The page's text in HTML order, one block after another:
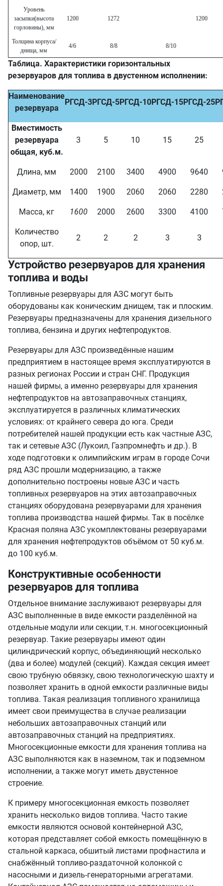
Уровень
засыпки(высота
горловины), мм
1200 1272 1200
Толщина корпуса/
днища, мм
4/6 8/8 8/10
Таблица. Характеристики горизонтальных
резервуаров для топлива в двустенном исполнении:
Наименование
резервуара
РГСД-3РГСД-5РГСД-10РГСД-15РГСД-25
Вместимость
резервуара
общая, куб.м.
3 5 10 15 25
Длина, мм 2000 2100 3400 4900 9640
Диаметр, мм 1400 1900 2060 2060 2280
Масса, кг 1600 2000 2600 3300 4100
Количество
опор, шт.
2 2 2 3 3
Устройство резервуаров для хранения
топлива и воды
Топливные резервуары для АЗС могут быть
оборудованы как коническим днищем, так и плоским.
Резервуары предназначены для хранения дизельного
топлива, бензина и других нефтепродуктов.
Резервуары для АЗС произведённые нашим
предприятием в настоящее время эксплуатируются в
разных регионах России и стран СНГ. Продукция
нашей фирмы, а именно резервуары для хранения
нефтепродуктов на автозаправочных станциях,
эксплуатируется в различных климатических
условиях: от крайнего севера до юга. Среди
потребителей нашей продукции есть как частные АЗС,
так и сетевые АЗС (Лукоил, Газпромнефть и др.). В
ходе подготовки к олимпийским играм в городе Сочи
ряд АЗС прошли модернизацию, а также
дополнительно построены новые АЗС и часть
топливных резервуаров на этих автозаправочных
станциях оборудована резервуарами для хранения
топлива производства нашей фирмы. Так в посёлке
Красная поляна АЗС укомплектованы резервуарами
для хранения нефтепродуктов объёмом от 50 куб.м.
до 100 куб.м.
Конструктивные особенности
резервуаров для топлива
Отдельное внимание заслуживают резервуары для
АЗС выполненные в виде емкости разделённой на
отдельные модули или секции, т.н. многосекционный
резервуар. Такие резервуары имеют один
цилиндрический корпус, объединяющий несколько
(два и более) модулей (секций). Каждая секция имеет
свою трубную обвязку, свою технологическую шахту и
позволяет хранить в одной емкости различные виды
топлива. Такая реализация топливного хранилища
имеет свои преимущества в случае реализации
небольших автозаправочных станций или
автозаправочных станций на предприятиях.
Многосекционные емкости для хранения топлива на
АЗС выполняются как в наземном, так и подземном
исполнении, а также могут иметь двустенное
строение.
К примеру многосекционная емкость позволяет
хранить несколько видов топлива. Часто такие
емкости являются основой контейнерной АЗС,
которая представляет собой емкость помещённую в
стальной каркаса, обшитый листами профнастила и
снабжённый топливо-раздаточной колонкой с
насосными и дизель-генераторными агрегатами.